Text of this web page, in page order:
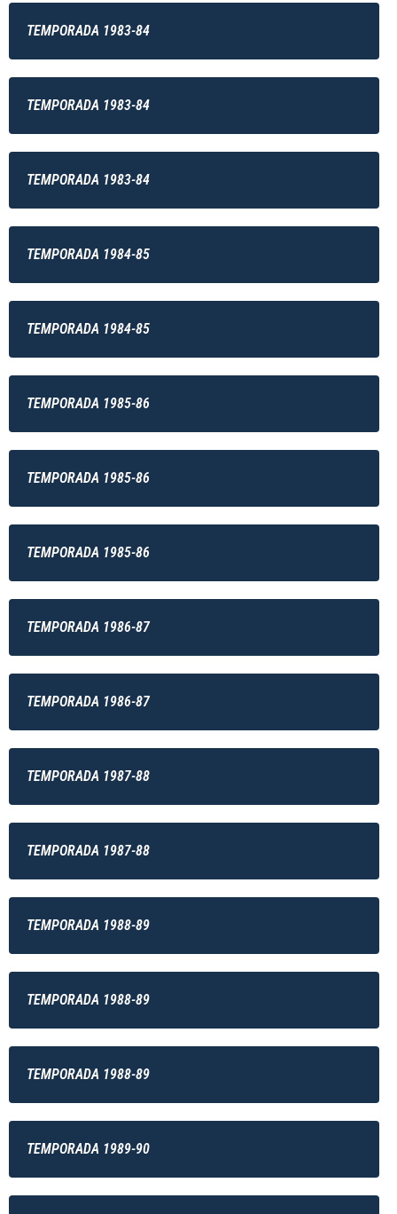
TEMPORADA 1983-84
TEMPORADA 1983-84
TEMPORADA 1983-84
TEMPORADA 1984-85
TEMPORADA 1984-85
TEMPORADA 1985-86
TEMPORADA 1985-86
TEMPORADA 1985-86
TEMPORADA 1986-87
TEMPORADA 1986-87
TEMPORADA 1987-88
TEMPORADA 1987-88
TEMPORADA 1988-89
TEMPORADA 1988-89
TEMPORADA 1988-89
TEMPORADA 1989-90